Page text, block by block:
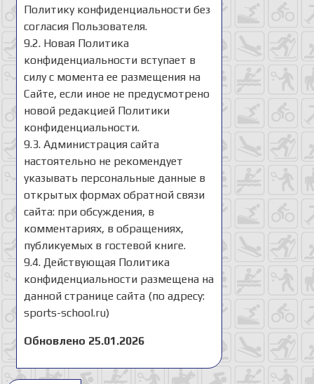
Политику конфиденциальности без
согласия Пользователя.
9.2. Новая Политика
конфиденциальности вступает в
силу с момента ее размещения на
Сайте, если иное не предусмотрено
новой редакцией Политики
конфиденциальности.
9.3. Администрация сайта
настоятельно не рекомендует
указывать персональные данные в
открытых формах обратной связи
сайта: при обсуждения, в
комментариях, в обращениях,
публикуемых в гостевой книге.
9.4. Действующая Политика
конфиденциальности размещена на
данной странице сайта (по адресу:
sports-school.ru)
Обновлено 25.01.2026